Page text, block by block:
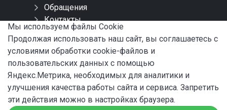
Обращения
Контакты
Карта сайта
СОЦИАЛЬНЫЕ СЕТИ
Мы используем файлы Сookie
Продолжая использовать наш сайт, вы соглашаетесь с
условиями обработки cookie-файлов и
пользовательских данных с помощью
Яндекс.Метрика, необходимых для аналитики и
улучшения качества работы сайта и сервиса. Запретить
эти действия можно в настройках браузера.